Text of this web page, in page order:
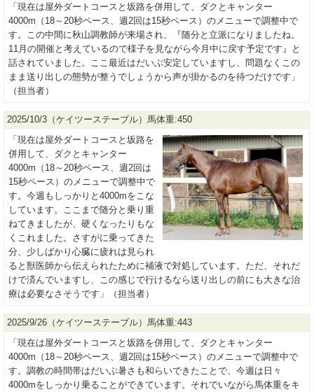
「現在は屋外ダートコースと坂路を併用して、ダクとキャンター
4000m（18～20秒ペース、週2回は15秒ペース）のメニューで調整中で
す。この中間に秋山調教師が来場され、『随分と立派になりましたね。
11月の開催と考えているので様子を見ながら今月中に戻す予定です』と
話されていました。ここ最近はだいぶ安定していますし、問題なくこの
まま送り出しの態勢が整うでしょうから声が掛かるのを待つだけです」
（担当者）
2025/10/3（ケイツーステーブル）馬体重:450
「現在は屋外ダートコースと坂路を
併用して、ダクとキャンター
4000m（18～20秒ペース、週2回は
15秒ペース）のメニューで調整中で
す。今週もしっかりと4000mをこな
しています。ここまで随分と乗り重
ねてきましたが、硬くなったりもな
くこれました。さすがに乗ってきた
分、少しばかり心臓に疲れは見られ
ると獣医師から伝えられたために補液で対処しています。ただ、それだ
けで済んでいますし、この感じで行けるなら送り出しの前にも大きな治
療は必要なさそうです」（担当者）
2025/9/26（ケイツーステーブル）馬体重:443
「現在は屋外ダートコースと坂路を併用して、ダクとキャンター
4000m（18～20秒ペース、週2回は15秒ペース）のメニューで調整中で
す。調教の時間帯はだいぶ暑さも和らいできたことで、今週は日々
4000mをしっかり乗ることができています。それでいながら馬体重をキ